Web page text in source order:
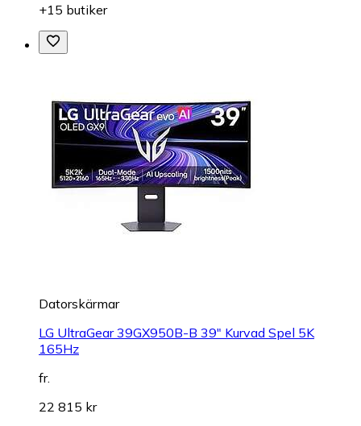
+15 butiker
Datorskärmar
LG UltraGear 39GX950B-B 39" Kurvad Spel 5K
165Hz
fr.
22 815 kr